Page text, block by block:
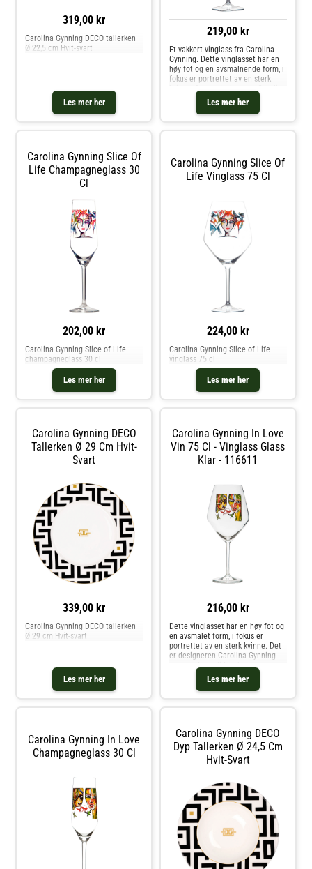
319,00 kr
Les mer her
Carolina Gynning DECO tallerken
Ø 22,5 cm Hvit-svart
219,00 kr
Les mer her
Et vakkert vinglass fra Carolina
Gynning. Dette vinglasset har en
høy fot og en avsmalnende form, i
fokus er portrettet av en sterk
kvinne. Det er designeren Carolina
Gynning som, med stor lidenskap
og kjærlighet, har utviklet dette
fargerike motivet, som reflekterer
Vinglass og andre Glass hos Royal
Design.
Carolina Gynning Slice Of
Life Champagneglass 30
Cl
202,00 kr
Les mer her
Carolina Gynning Slice of Life
champagneglass 30 cl
Carolina Gynning Slice Of
Life Vinglass 75 Cl
224,00 kr
Les mer her
Carolina Gynning Slice of Life
vinglass 75 cl
Carolina Gynning DECO
Tallerken Ø 29 Cm Hvit-
Svart
339,00 kr
Les mer her
Carolina Gynning DECO tallerken
Ø 29 cm Hvit-svart
Carolina Gynning In Love
Vin 75 Cl - Vinglass Glass
Klar - 116611
216,00 kr
Les mer her
Dette vinglasset har en høy fot og
en avsmalet form, i fokus er
portrettet av en sterk kvinne. Det
er designeren Carolina Gynning
som med stor lidenskap og
kjærlighet har laget dette
fargeglade motivet som
gjenspeiler hennes boblende og
Glass hos Royal Design.
Carolina Gynning In Love
Champagneglass 30 Cl
Carolina Gynning DECO
Dyp Tallerken Ø 24,5 Cm
Hvit-Svart